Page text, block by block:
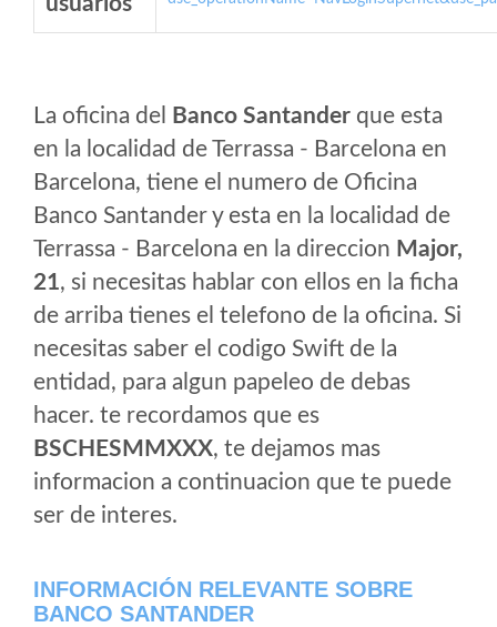
La oficina del Banco Santander que esta
en la localidad de Terrassa - Barcelona en
Barcelona, tiene el numero de Oficina
Banco Santander y esta en la localidad de
Terrassa - Barcelona en la direccion Major,
21, si necesitas hablar con ellos en la ficha
de arriba tienes el telefono de la oficina. Si
necesitas saber el codigo Swift de la
entidad, para algun papeleo de debas
hacer. te recordamos que es
BSCHESMMXXX, te dejamos mas
informacion a continuacion que te puede
ser de interes.
INFORMACIÓN RELEVANTE SOBRE
BANCO SANTANDER